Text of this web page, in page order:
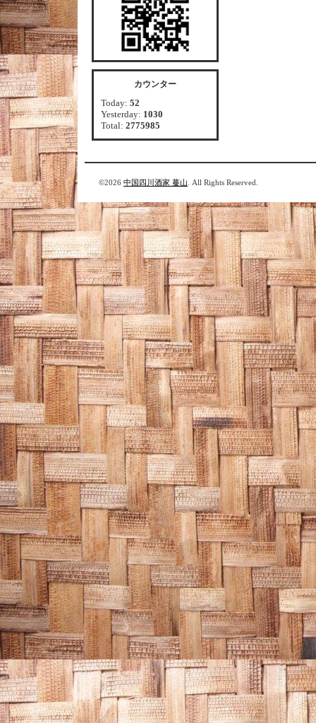
カウンター
Today: 52
Yesterday: 1030
Total: 2775985
©2026 中国四川酒家 蔓山 . All Rights Reserved.